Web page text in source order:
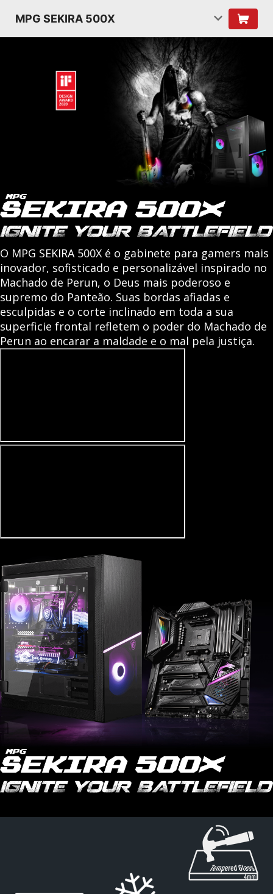
MPG SEKIRA 500X
O MPG SEKIRA 500X é o gabinete para gamers mais
inovador, sofisticado e personalizável inspirado no
Machado de Perun, o Deus mais poderoso e
supremo do Panteão. Suas bordas afiadas e
esculpidas e o corte inclinado em toda a sua
superficie frontal refletem o poder do Machado de
Perun ao encarar a maldade e o mal pela justiça.